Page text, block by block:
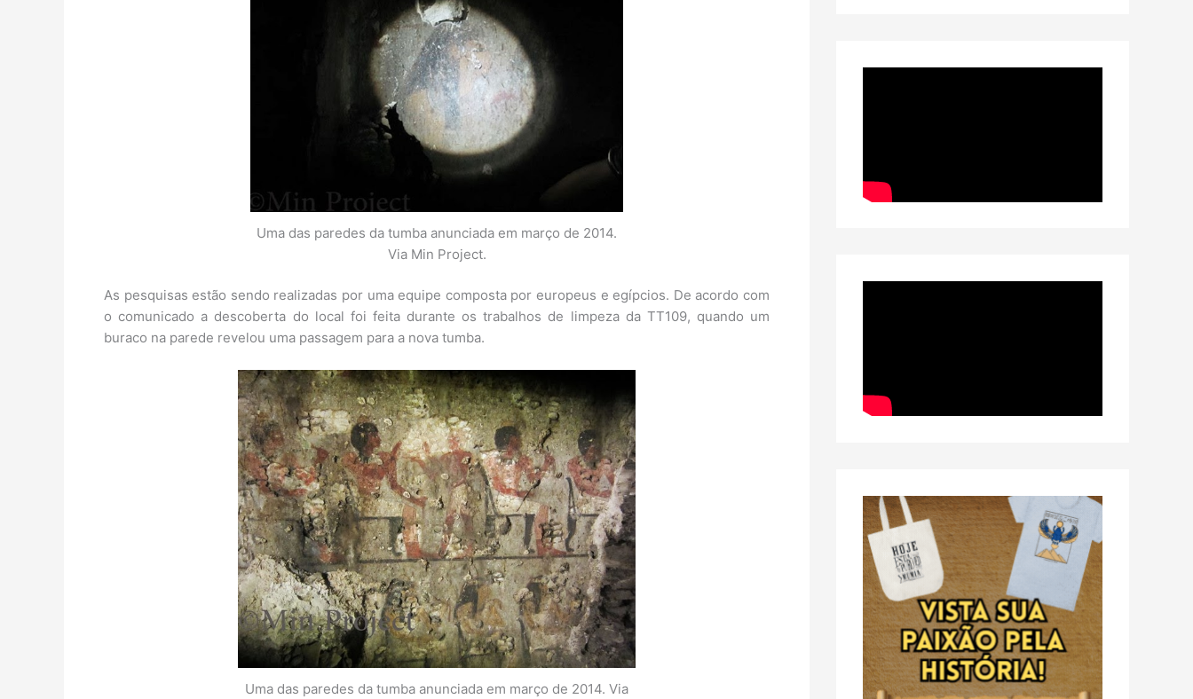
Uma das paredes da tumba anunciada em março de 2014.
Via Min Project.
As pesquisas estão sendo realizadas por uma equipe composta por europeus e egípcios. De acordo com
o comunicado a descoberta do local foi feita durante os trabalhos de limpeza da TT109, quando um
buraco na parede revelou uma passagem para a nova tumba.
Uma das paredes da tumba anunciada em março de 2014. Via